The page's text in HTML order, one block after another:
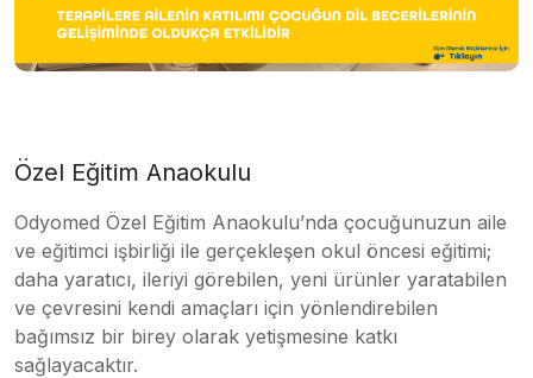
Özel Eğitim Anaokulu
Odyomed Özel Eğitim Anaokulu’nda çocuğunuzun aile
ve eğitimci işbirliği ile gerçekleşen okul öncesi eğitimi;
daha yaratıcı, ileriyi görebilen, yeni ürünler yaratabilen
ve çevresini kendi amaçları için yönlendirebilen
bağımsız bir birey olarak yetişmesine katkı
sağlayacaktır.